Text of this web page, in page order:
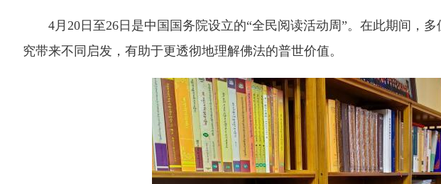
4月20日至26日是中国国务院设立的“全民阅读活动周”。在此期间，
究带来不同启发，有助于更透彻地理解佛法的普世价值。